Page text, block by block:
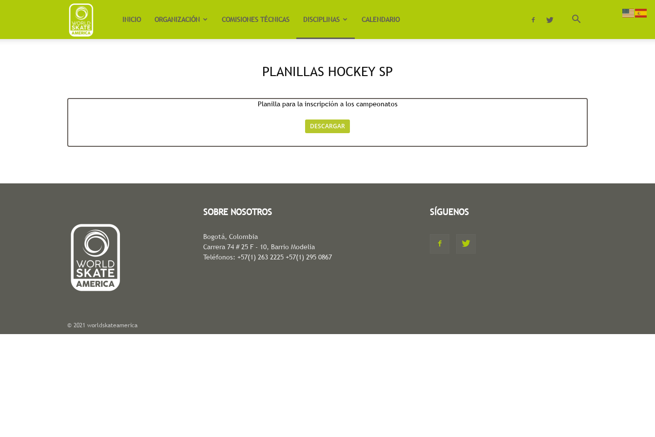
WorldskateINICIO ORGANIZACIÓN COMISIONES TÉCNICAS DISCIPLINAS CALENDARIO
PLANILLAS HOCKEY SP
Planilla para la inscripción a los campeonatos
DESCARGAR
SOBRE NOSOTROS
Bogotá, Colombia
Carrera 74 # 25 F - 10, Barrio Modelia
Teléfonos: +57(1) 263 2225 +57(1) 295 0867
SÍGUENOS
© 2021 worldskateamerica